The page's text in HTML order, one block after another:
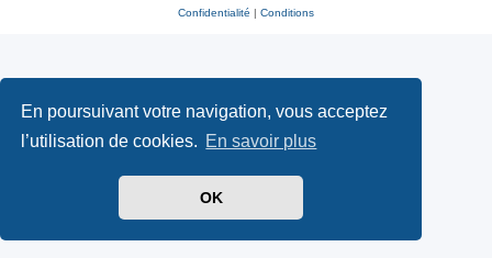
En poursuivant votre navigation, vous acceptez
l’utilisation de cookies. En savoir plus
OK
Confidentialité | Conditions